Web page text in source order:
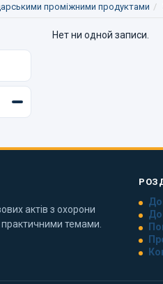
проміжними продуктами
Нет ни одной записи.
актів з охорони
темами.